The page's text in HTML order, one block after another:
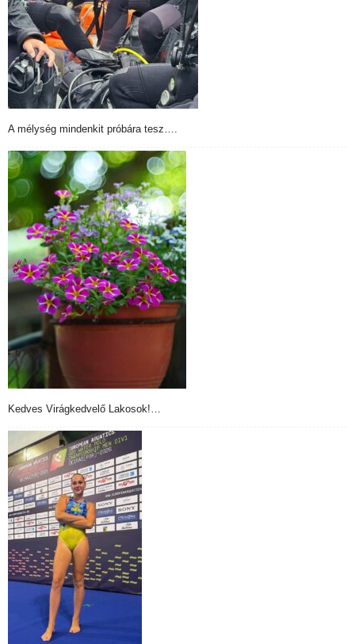
A mélység mindenkit próbára tesz….
Kedves Virágkedvelő Lakosok!…